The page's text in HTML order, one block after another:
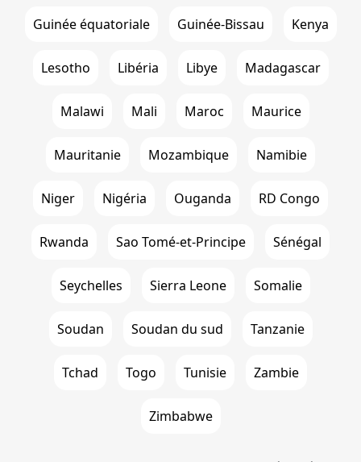
Guinée équatoriale Guinée-Bissau Kenya
Lesotho Libéria Libye Madagascar
Malawi Mali Maroc Maurice
Mauritanie Mozambique Namibie
Niger Nigéria Ouganda RD Congo
Rwanda Sao Tomé-et-Principe Sénégal
Seychelles Sierra Leone Somalie
Soudan Soudan du sud Tanzanie
Tchad Togo Tunisie Zambie
Zimbabwe